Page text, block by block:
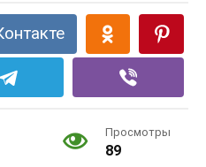
Просмотры
89